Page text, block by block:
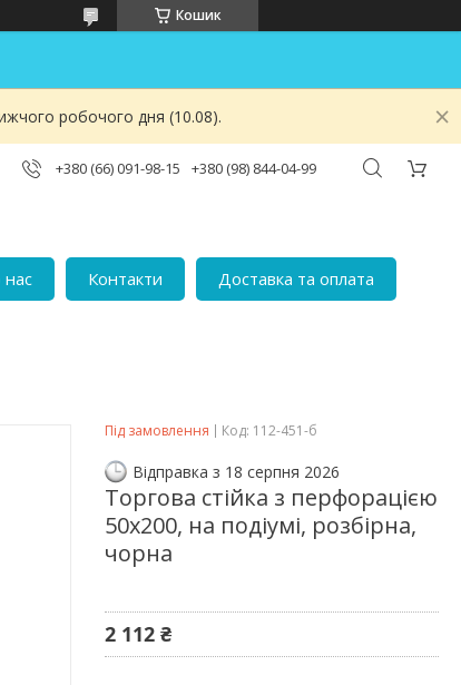
Кошик
робочого дня (10.08).
+380 (66) 091-98-15 +380 (98) 844-04-99
Контакти Доставка та оплата
Під замовлення Код: 112-451-б
Відправка з 18 серпня 2026
Торгова стійка з перфорацією
50х200, на подіумі, розбірна,
чорна
2 112 ₴